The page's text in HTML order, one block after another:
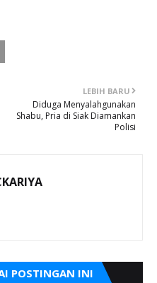
LEBIH BARU
Diduga Menyalahgunakan
Shabu, Pria di Siak Diamankan
Polisi
POSTINGAN INI